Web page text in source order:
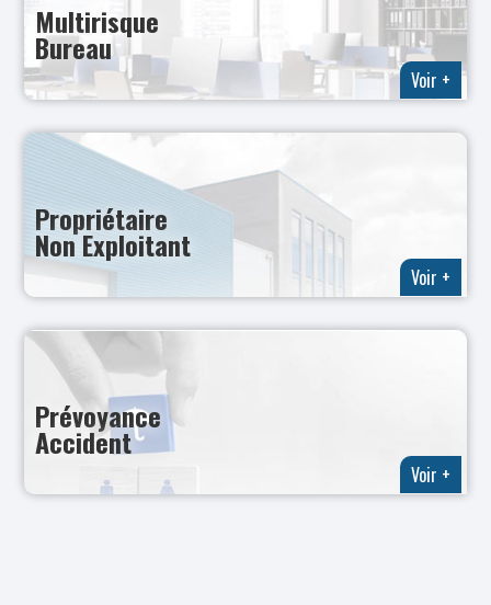
Multirisque
Bureau
Voir +
Propriétaire
Non Exploitant
Voir +
Prévoyance
Accident
Voir +